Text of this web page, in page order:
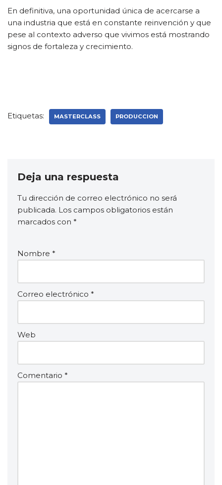
En definitiva, una oportunidad única de acercarse a
una industria que está en constante reinvención y que
pese al contexto adverso que vivimos está mostrando
signos de fortaleza y crecimiento.
Etiquetas: MASTERCLASS PRODUCCION
Deja una respuesta
Tu dirección de correo electrónico no será
publicada. Los campos obligatorios están
marcados con *
Nombre *
Correo electrónico *
Web
Comentario *